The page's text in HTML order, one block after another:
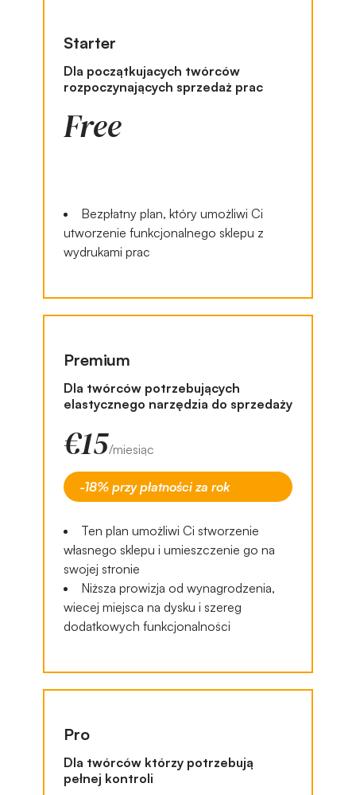
Starter
Dla początkujacych twórców
rozpoczynających sprzedaż prac
Free
Bezpłatny plan, który umożliwi Ci
utworzenie funkcjonalnego sklepu z
wydrukami prac
Premium
Dla twórców potrzebujących
elastycznego narzędzia do sprzedaży
€15/miesiąc
-18% przy płatności za rok
Ten plan umożliwi Ci stworzenie
własnego sklepu i umieszczenie go na
swojej stronie
Niższa prowizja od wynagrodzenia,
wiecej miejsca na dysku i szereg
dodatkowych funkcjonalności
Pro
Dla twórców którzy potrzebują
pełnej kontroli